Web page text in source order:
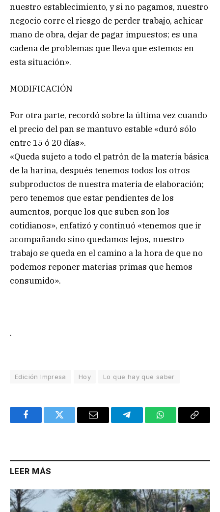
nuestro establecimiento, y si no pagamos, nuestro
negocio corre el riesgo de perder trabajo, achicar
mano de obra, dejar de pagar impuestos; es una
cadena de problemas que lleva que estemos en
esta situación».
MODIFICACIÓN
Por otra parte, recordó sobre la última vez cuando
el precio del pan se mantuvo estable «duró sólo
entre 15 ó 20 días».
«Queda sujeto a todo el patrón de la materia básica
de la harina, después tenemos todos los otros
subproductos de nuestra materia de elaboración;
pero tenemos que estar pendientes de los
aumentos, porque los que suben son los
cotidianos», enfatizó y continuó «tenemos que ir
acompañando sino quedamos lejos, nuestro
trabajo se queda en el camino a la hora de que no
podemos reponer materias primas que hemos
consumido».
.
Edición Impresa Hoy Lo que hay que saber
FacebookTwitter Email TelegramWhatsAppCopy
LEER MÁS